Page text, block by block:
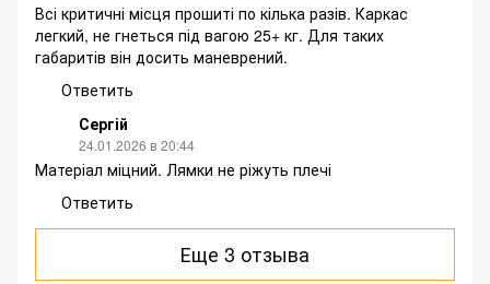
Всі критичні місця прошиті по кілька разів. Каркас
легкий, не гнеться під вагою 25+ кг. Для таких
габаритів він досить маневрений.
Ответить
Сергій
24.01.2026 в 20:44
Матеріал міцний. Лямки не ріжуть плечі
Ответить
Еще 3 отзыва